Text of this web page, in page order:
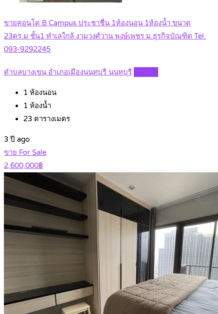
ขายคอนโด B Campus ประชาชื่น 1ห้องนอน 1ห้องน้ำ ขนาด
23ตร.ม ชั้น1 ทำเลใกล้ งามวงศ์วาน พงษ์เพชร ม.ธุรกิจบัณฑิต Tel.
093-9292245
ตำบลบางเขน อำเภอเมืองนนทบุรี นนทบุรี
1 ห้องนอน
1 ห้องน้ำ
23 ตารางเมตร
3 ปี ago
ขาย For Sale
2,600,000฿